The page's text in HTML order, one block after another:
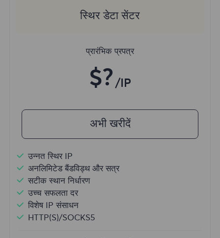
स्थिर डेटा सेंटर
प्रारंभिक प्रपत्र
$? /IP
अभी खरीदें
उन्नत स्थिर IP
अनलिमिटेड बैंडविड्थ और सत्र
सटीक स्थान निर्धारण
उच्च सफलता दर
विशेष IP संसाधन
HTTP(S)/SOCKS5